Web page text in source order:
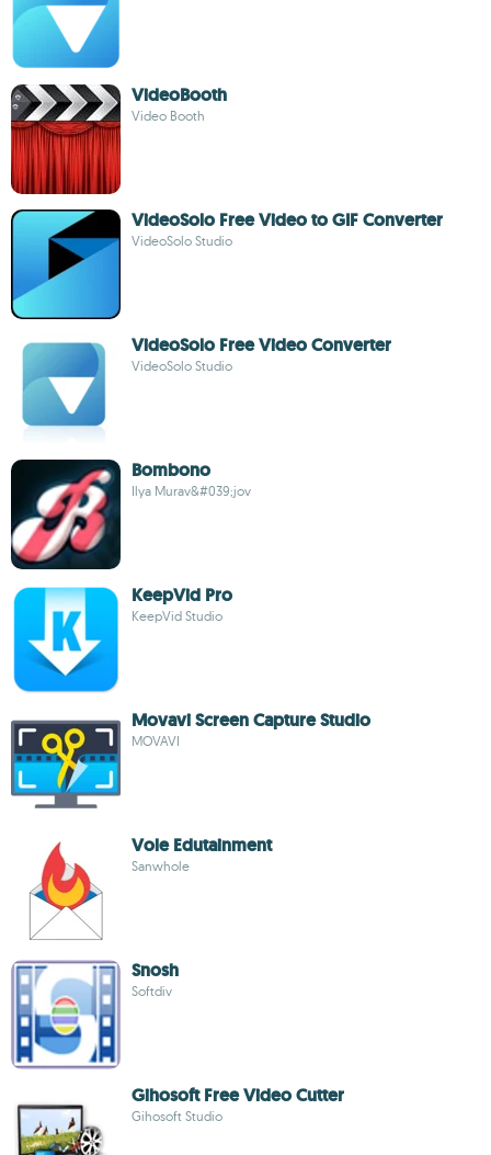
VideoBooth
Video Booth
VideoSolo Free Video to GIF Converter
VideoSolo Studio
VideoSolo Free Video Converter
VideoSolo Studio
Bombono
Ilya Murav&#039;jov
KeepVid Pro
KeepVid Studio
Movavi Screen Capture Studio
MOVAVI
Vole Edutainment
Sanwhole
Snosh
Softdiv
Gihosoft Free Video Cutter
Gihosoft Studio